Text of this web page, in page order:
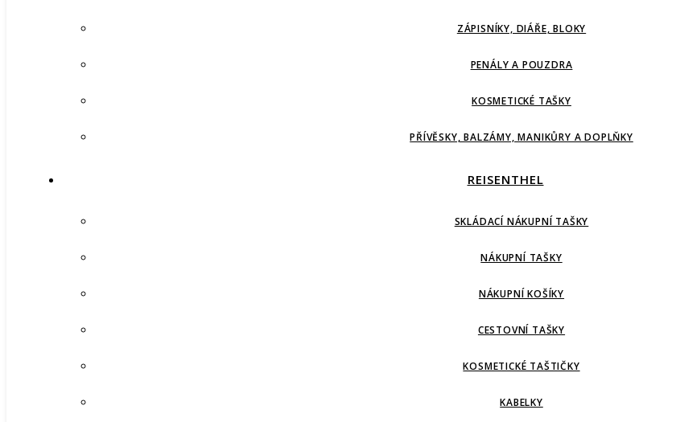
ZÁPISNÍKY, DIÁŘE, BLOKY
PENÁLY A POUZDRA
KOSMETICKÉ TAŠKY
PŘÍVĚSKY, BALZÁMY, MANIKŮRY A DOPLŇKY
REISENTHEL
SKLÁDACÍ NÁKUPNÍ TAŠKY
NÁKUPNÍ TAŠKY
NÁKUPNÍ KOŠÍKY
CESTOVNÍ TAŠKY
KOSMETICKÉ TAŠTIČKY
KABELKY